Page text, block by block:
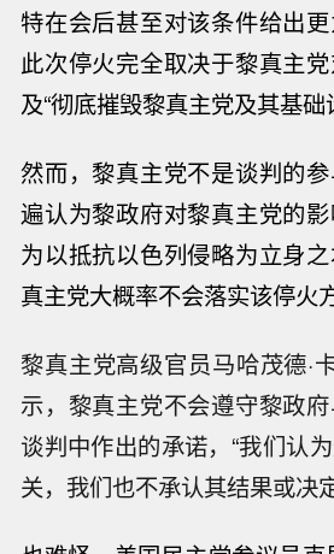
特在会后甚至对该条件给出
此次停火完全取决于黎真主
及“彻底摧毁黎真主党及其基础
然而，黎真主党不是谈判的
遍认为黎政府对黎真主党的
为以抵抗以色列侵略为立身
真主党大概率不会落实该停火
黎真主党高级官员马哈茂德·
示，黎真主党不会遵守黎政
谈判中作出的承诺，“我们认
关，我们也不承认其结果或决定